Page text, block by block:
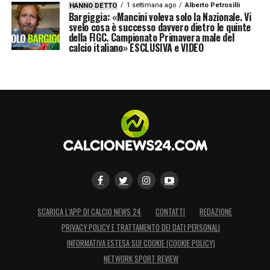
HANNO DETTO 1 settimana ago Alberto Petrosilli
Bargiggia: «Mancini voleva solo la Nazionale. Vi
svelo cosa è successo davvero dietro le quinte
della FIGC. Campionato Primavera male del
calcio italiano» ESCLUSIVA e VIDEO
SCARICA L’APP DI CALCIO NEWS 24 CONTATTI
REDAZIONE
PRIVACY POLICY E TRATTAMENTO DEI DATI PERSONALI
INFORMATIVA ESTESA SUI COOKIE (COOKIE POLICY)
NETWORK SPORT REVIEW